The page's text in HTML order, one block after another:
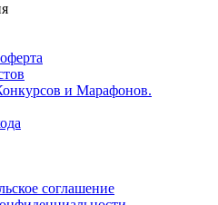
и Марафонов.
соглашение